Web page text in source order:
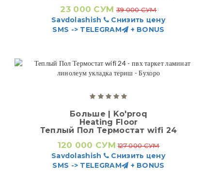
23 000 СУМ 39 000 СУМ
Savdolashish
Снизить цену
SMS -> TELEGRAM
+ BONUS
Больше | Ko'proq
Heating Floor
Теплый Пол Термостат wifi 24
120 000 СУМ 127 000 СУМ
Savdolashish
Снизить цену
SMS -> TELEGRAM
+ BONUS